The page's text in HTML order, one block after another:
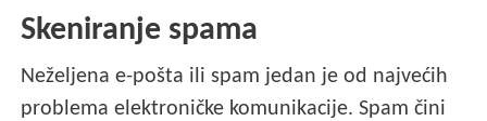
Skeniranje spama
Neželjena e-pošta ili spam jedan je od najvećih
problema elektroničke komunikacije. Spam čini